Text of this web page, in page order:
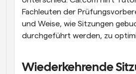
Fachleuten der
und Weise, wie Sitzungen
durchgeführt werden, zu
Wiederkehrende